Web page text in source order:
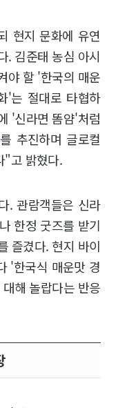
현지 문화에 유연
. 김준태 농심 아시
야 할 '한국의 매운
'는 절대로 타협하
'신라면 똠얌'처럼
추진하며 글로컬
"고 밝혔다.
. 관람객들은 신라
한정 굿즈를 받기
즐겼다. 현지 바이
'한국식 매운맛 경
해 놀랍다는 반응